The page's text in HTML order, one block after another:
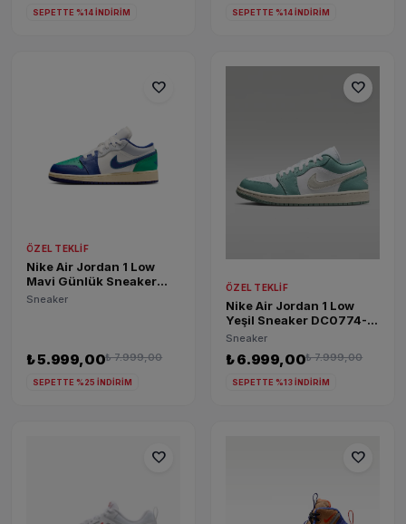
SEPETTE %14 İNDİRİM SEPETTE %14 İNDİRİM
favorite
ÖZEL TEKLIF
Nike Air Jordan 1 Low
Mavi Günlük Sneaker
553560-147
Sneaker
₺ 5.999,00₺ 7.999,00
SEPETTE %25 İNDİRİM
favorite
ÖZEL TEKLIF
Nike Air Jordan 1 Low
Yeşil Sneaker DC0774-
138
Sneaker
₺ 6.999,00₺ 7.999,00
SEPETTE %13 İNDİRİM
favorite favorite